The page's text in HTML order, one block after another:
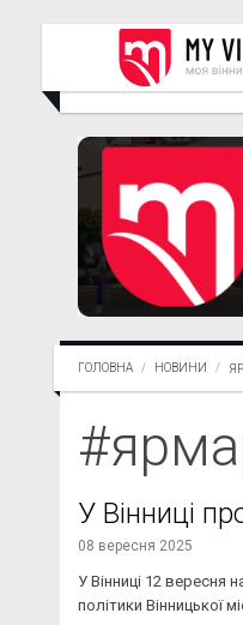
ГОЛОВНА НОВИНИ
У Вінниці
08 вересня 2025
У Вінниці 12 вересня
політики Вінницької